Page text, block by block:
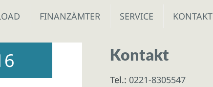
FINANZÄMTER SERVICE KONTAKT
Kontakt
Tel.: 0221-8305547